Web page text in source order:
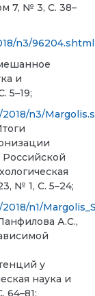
7, № 3, С. 38–
n3/96204.shtml
и
5–19;
n3/
Российской
№ 1, С. 5–24;
n1/
А.С.,
у
наука и
64–81;